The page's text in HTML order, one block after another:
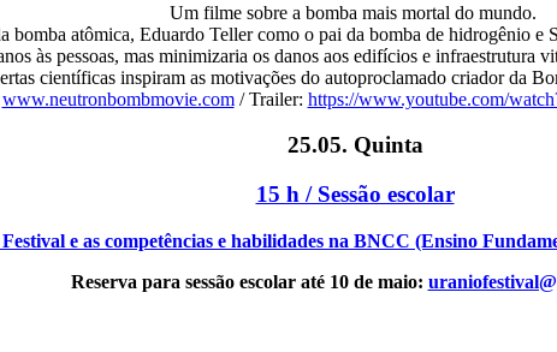
Um filme sobre a bomba mais mortal do mundo.
atômica, Eduardo Teller como o pai da bomba de hidrogênio
às pessoas, mas minimizaria os danos aos edifícios e infraestrutura
científicas inspiram as motivações do autoproclamado criador da
www.neutronbombmovie.com/ Trailer: https://www.youtube.com/
25.05. Quinta
15 h / Sessão escolar
e as competências e habilidades na BNCC (Ensino
Reserva para sessão escolar até 10 de maio: